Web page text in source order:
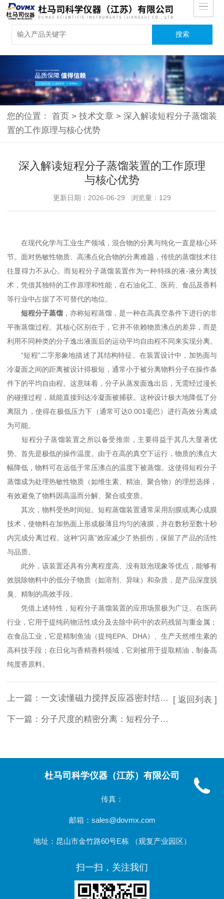
您的位置：首页 > 技术文章 > 深入解读短程分子蒸馏装
置的工作原理与核心优势
深入解读短程分子蒸馏装置的工作原理
与核心优势
更新日期：2026-06-29 浏览量：129
在现代化学与工业生产领域，混合物的分离与纯化一直是核心环
节。面对热敏性物质、高沸点化合物的分离难题，传统的蒸馏技术往
往显得力不从心。而短程分子蒸馏装置作为一种特殊的液-液分离技
术，凭借其独特的工作原理和性能，在石油化工、医药、食品及香料
等行业中占据了不可替代的地位。
短程分子蒸馏 ，亦称短程蒸馏，是一种在高真空条件下进行的非
平衡蒸馏过程。其核心区别在于，它并不依赖物质沸点的差异，而是
利用不同种类的分子逸出液面后的运动平均自由程不同来实现分离。
“短程”二字形象地描述了其结构特征。在装置设计中，加热面与
冷凝面之间的距离被设计得极短，通常小于被分离物料分子在操作条
件下的平均自由程。这意味着，分子从蒸发面逸出后，无需经过漫长
的碰撞过程，就能直接到达冷凝面被捕获。这种设计极大地降低了分
离阻力，使得在极低压力下（通常可达0.001毫巴）进行高效分离成
为可能。
短程分子蒸馏装置之所以备受推崇，主要得益于其几大显著优
势。首先是极低的操作温度。由于在高的真空下运行，物质的沸点大
幅降低，物料可在远低于常压沸点的温度下被蒸馏。这使得短程分子
蒸馏成为处理热敏性物质（如维生素、精油、聚合物）的理想选择，
有效避免了物料因高温而分解、聚合或变质。
其次，物料受热时间短。短程蒸馏装置通常采用刮膜或离心成膜
技术，使物料在加热面上形成极薄且均匀的液膜，并在数秒至数十秒
内完成分离过程。这种“闪蒸”效应减少了热损伤，保留了产品的活性
与品质。
此外，该装置还具有分离程度高、没有鼓泡现象等优点，能够有
效脱除物料中的低分子物质（如溶剂、异味）和杂质，是产品深度脱
臭、精制的高效手段。
凭借上述特性，短程分子蒸馏装置的应用场景极为广泛。在医药
行业，它用于提纯药物活性成分及去除中药中的农药残留与重金属；
在食品工业，它是精制鱼油（提纯EPA、DHA）、生产天然维生素的
高科技手段；在日化与香精香料领域，它则被用于提取精油，制备高
纯度香原料。
上一篇： 一文读懂磁力搅拌反应器密封结构与工作原理
下一篇： 分子尺度的精密分离：短程分子蒸馏仪的科技解析
[ 返回列表 ]
杜马司科学仪器（江苏）有限公司
传真：
邮箱：sales@dovmx.com
地址：昆山市金竹路60号E栋 （观复产业园区）
扫一扫，关注我们